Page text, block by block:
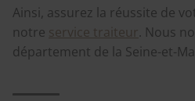
Ainsi, assurez la réussite de
notre service traiteur. Nous
département de la Seine-et-